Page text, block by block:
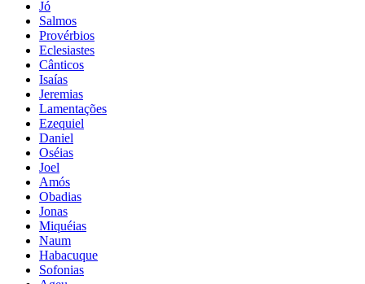
Jó
Salmos
Provérbios
Eclesiastes
Cânticos
Isaías
Jeremias
Lamentações
Ezequiel
Daniel
Oséias
Joel
Amós
Obadias
Jonas
Miquéias
Naum
Habacuque
Sofonias